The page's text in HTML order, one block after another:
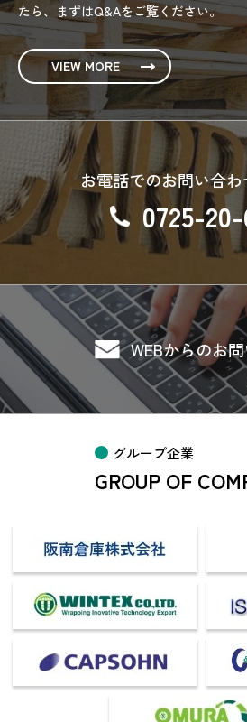
たら、まずはQ&Aをご覧ください。
VIEW MORE
お電話でのお問い合
0725-
WEBからのお
グループ企業
GROUP OF